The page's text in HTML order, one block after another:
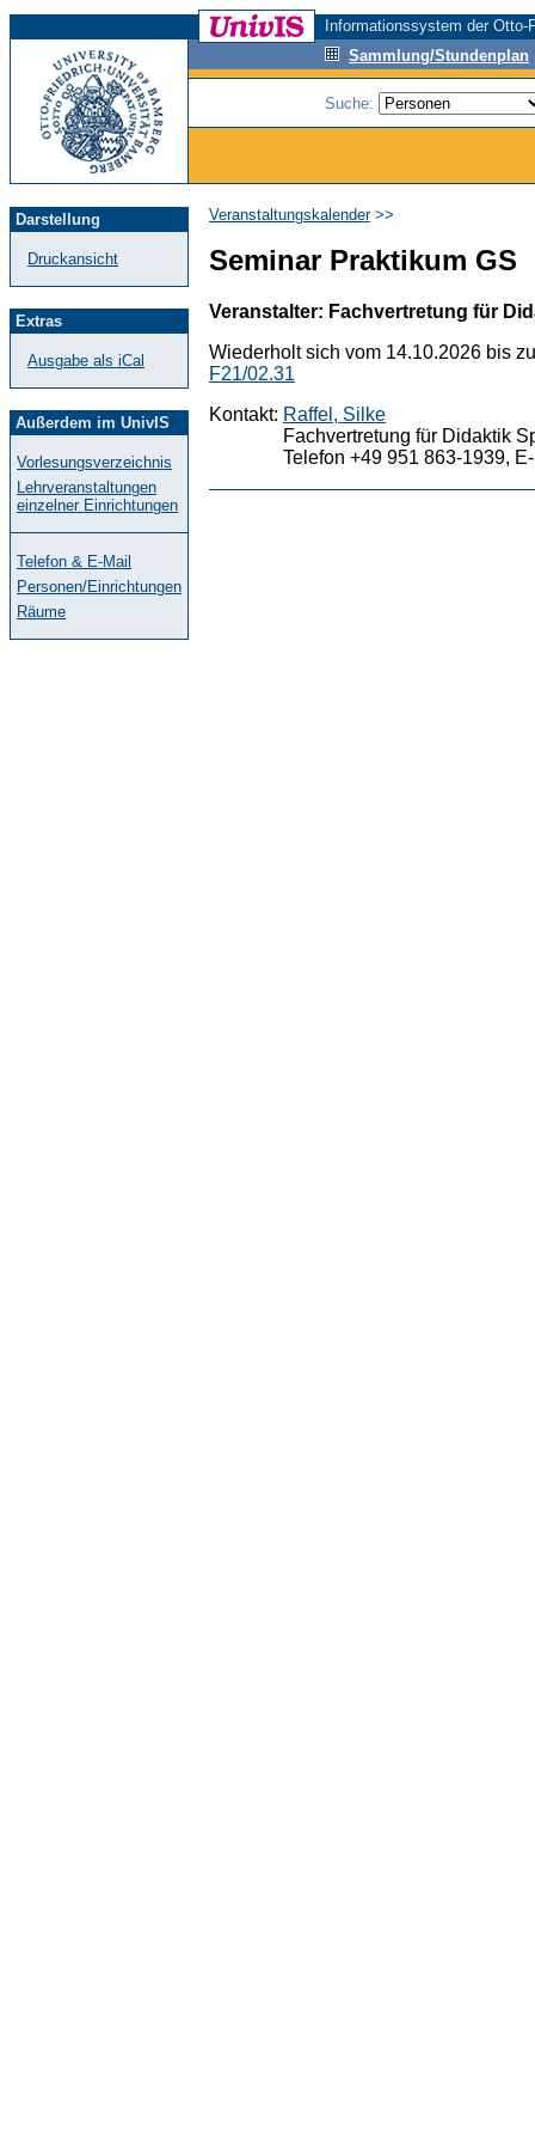
Informationssystem der
Sammlung/Stundenplan
Suche:
Darstellung
Druckansicht
Extras
Ausgabe als iCal
Außerdem im UnivIS
Vorlesungsverzeichnis
Lehrveranstaltungen
einzelner Einrichtungen
Telefon & E-Mail
Personen/Einrichtungen
Räume
Veranstaltungskalender>>
Seminar Praktikum GS
Veranstalter: Fachvertretung für
Wiederholt sich vom 14.10.2026 bis
F21/02.31
Kontakt: Raffel, Silke
Fachvertretung für Didaktik
Telefon +49 951 863-1939,